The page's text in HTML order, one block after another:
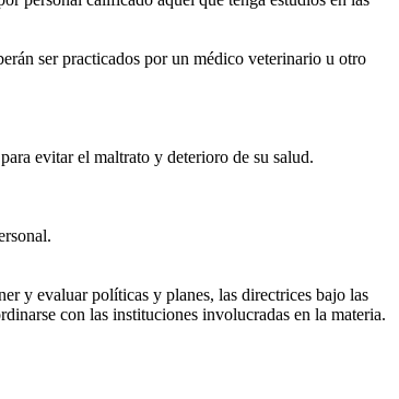
ser practicados por un médico veterinario u otro
evitar el maltrato y deterioro de su salud.
y evaluar políticas y planes, las directrices bajo las
con las instituciones involucradas en la materia.